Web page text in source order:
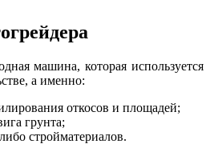
машина, которая используется
а именно:
откосов и площадей;
грунта;
стройматериалов.